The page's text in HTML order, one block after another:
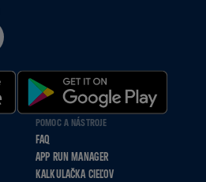
POMOC A NÁSTROJE
FAQ
APP RUN MANAGER
KALKULAČKA CIEĽOV